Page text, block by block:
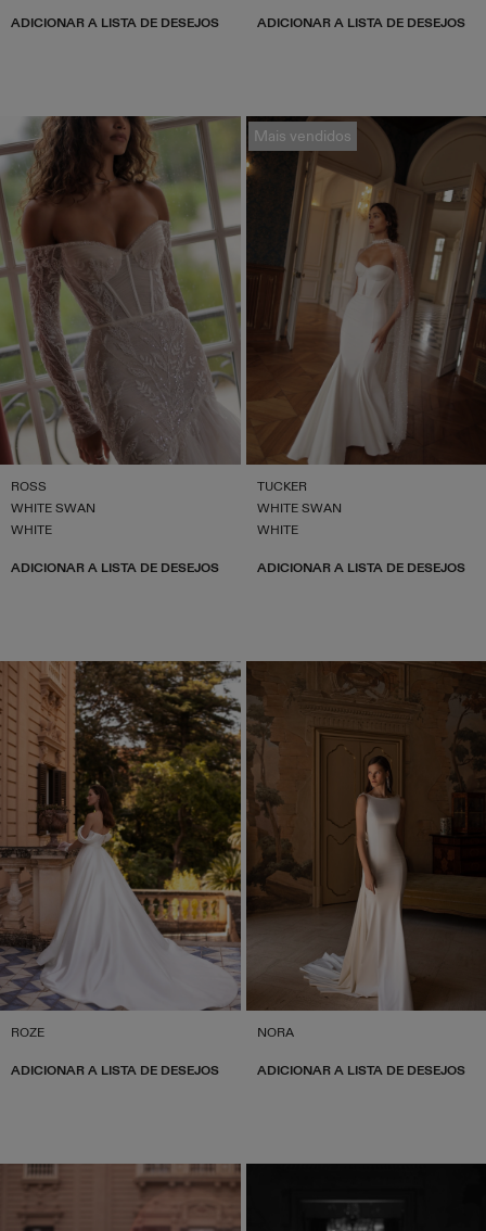
ADICIONAR A LISTA DE DESEJOS ADICIONAR A LISTA DE DESEJOS
ROSS
WHITE SWAN
WHITE
ADICIONAR A LISTA DE DESEJOS
Mais vendidos
TUCKER
WHITE SWAN
WHITE
ADICIONAR A LISTA DE DESEJOS
ROZE
ADICIONAR A LISTA DE DESEJOS
NORA
ADICIONAR A LISTA DE DESEJOS